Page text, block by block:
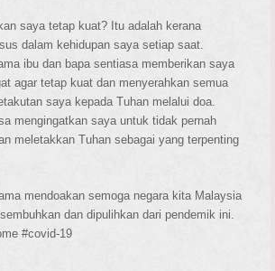
saya tetap kuat? Itu adalah kerana
dalam kehidupan saya setiap saat.
ibu dan bapa sentiasa memberikan saya
agar tetap kuat dan menyerahkan semua
saya kepada Tuhan melalui doa.
mengingatkan saya untuk tidak pernah
meletakkan Tuhan sebagai yang terpenting
mendoakan semoga negara kita Malaysia
dan dipulihkan dari pendemik ini.
#covid-19